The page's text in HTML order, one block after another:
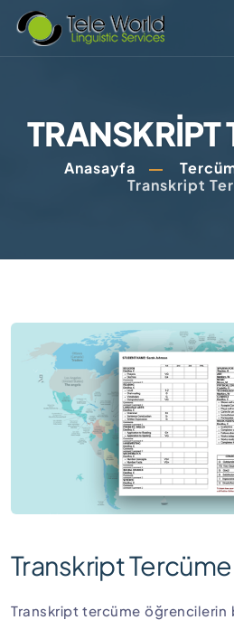
TRANSKRIPT
Anasayfa
Transkript
Transkript Tercüme
Transkript tercüme öğrencilerin